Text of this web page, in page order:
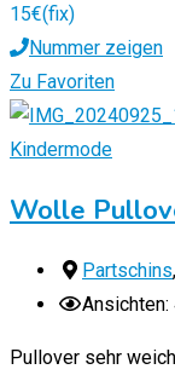
15€(fix)
Nummer zeigen
Zu Favoriten
Kindermode
Wolle
Partschins,
Ansichten:
Pullover sehr